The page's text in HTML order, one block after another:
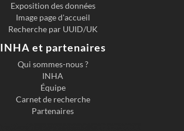
Exposition des données
Image page d'accueil
Recherche par UUID/UK
INHA et partenaires
Qui sommes-nous ?
INHA
Équipe
Carnet de recherche
Partenaires